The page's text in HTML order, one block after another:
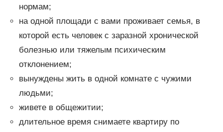
нормам;
на одной площади с вами проживает семья, в
которой есть человек с заразной хронической
болезнью или тяжелым психическим
отклонением;
вынуждены жить в одной комнате с чужими
людьми;
живете в общежитии;
длительное время снимаете квартиру по